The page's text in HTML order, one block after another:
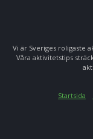
Vi är Sveriges roligaste
Våra aktivitetstips
Startsida